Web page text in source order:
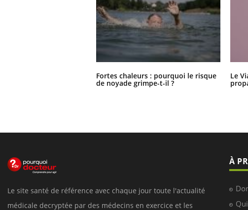
Fortes chaleurs : pourquoi le risque
de noyade grimpe-t-il ?
Le
Le site santé de référence avec chaque jour toute l'actualité
médicale decryptée par des médecins en exercice et les
À